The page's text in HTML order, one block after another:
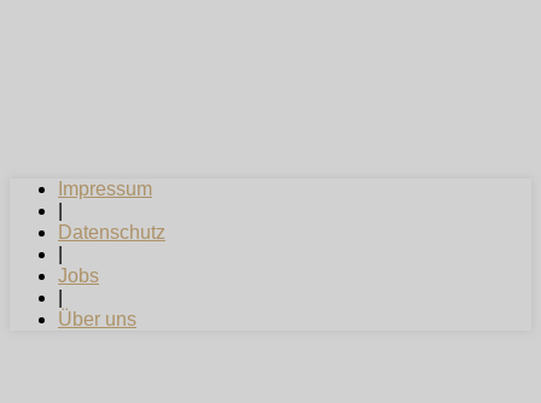
Impressum
Datenschutz
Jobs
Über uns